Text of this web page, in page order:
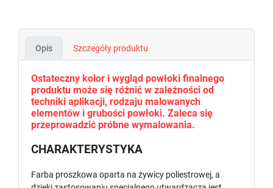
Opis Szczegóły produktu
Ostateczny kolor i wygląd powłoki finalnego
produktu może się różnić w zależności od
techniki aplikacji, rodzaju malowanych
elementów i grubości powłoki. Zaleca się
przeprowadzić próbne wymalowania.
CHARAKTERYSTYKA
Farba proszkowa oparta na żywicy poliestrowej, a